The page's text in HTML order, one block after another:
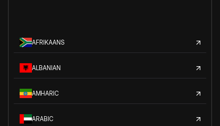
AFRIKAANS
ALBANIAN
AMHARIC
ARABIC